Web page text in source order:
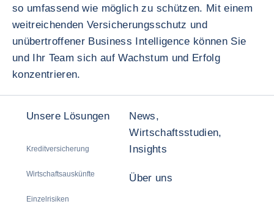
so umfassend wie möglich zu schützen. Mit einem
weitreichenden Versicherungsschutz und
unübertroffener Business Intelligence können Sie
und Ihr Team sich auf Wachstum und Erfolg
konzentrieren.
Unsere Lösungen
Kreditversicherung
Wirtschaftsauskünfte
Einzelrisiken
News,
Wirtschaftsstudien,
Insights
Über uns